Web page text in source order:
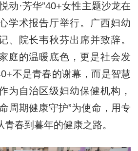
·芳华”40+女性主题沙龙在
学术报告厅举行。广西妇幼
、院长韦秋芬出席并致辞。
庭的温暖底色，更是社会发
不是青春的谢幕，而是智慧
为自治区级妇幼保健机构，
周期健康守护”为使命，用专
春到暮年的健康之路。